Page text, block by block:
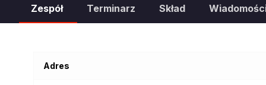
Zespół Terminarz Skład
Adres